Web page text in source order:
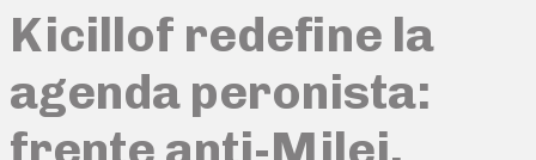
Kicillof redefine la
agenda peronista: